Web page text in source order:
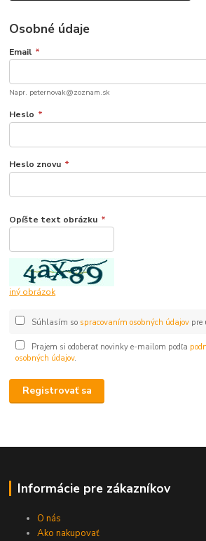
Osobné údaje
Email *
Napr. peternovak@zoznam.sk
Heslo *
Heslo znovu *
Opíšte text obrázku *
iný obrázok
Súhlasím so spracovaním osobných údajovpre
Prajem si odoberať novinky e-mailom podľa
osobných údajov.
Registrovať sa
Informácie pre zákazníkov
O nás
Ako nakupovať